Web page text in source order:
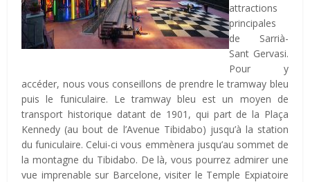
attractions
principales
de Sarrià-
Sant Gervasi.
Pour y
accéder, nous vous conseillons de prendre le tramway bleu
puis le funiculaire. Le tramway bleu est un moyen de
transport historique datant de 1901, qui part de la Plaça
Kennedy (au bout de l’Avenue Tibidabo) jusqu’à la station
du funiculaire. Celui-ci vous emmènera jusqu’au sommet de
la montagne du Tibidabo. De là, vous pourrez admirer une
vue imprenable sur Barcelone, visiter le Temple Expiatoire